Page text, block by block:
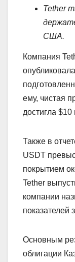
Tether
США.
Компания
ему, чистая
достигла $10
Также в
USDT
покрытием
Tether
компании
показателей
Основным
облигации